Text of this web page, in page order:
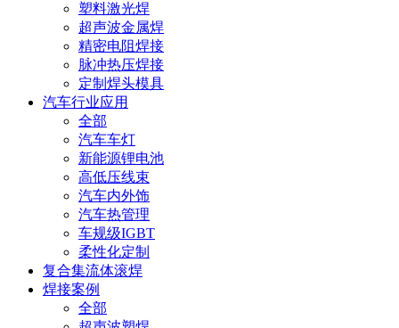
塑料激光焊
超声波金属焊
精密电阻焊接
脉冲热压焊接
定制焊头模具
汽车行业应用
全部
汽车车灯
新能源锂电池
高低压线束
汽车内外饰
汽车热管理
车规级IGBT
柔性化定制
复合集流体滚焊
焊接案例
全部